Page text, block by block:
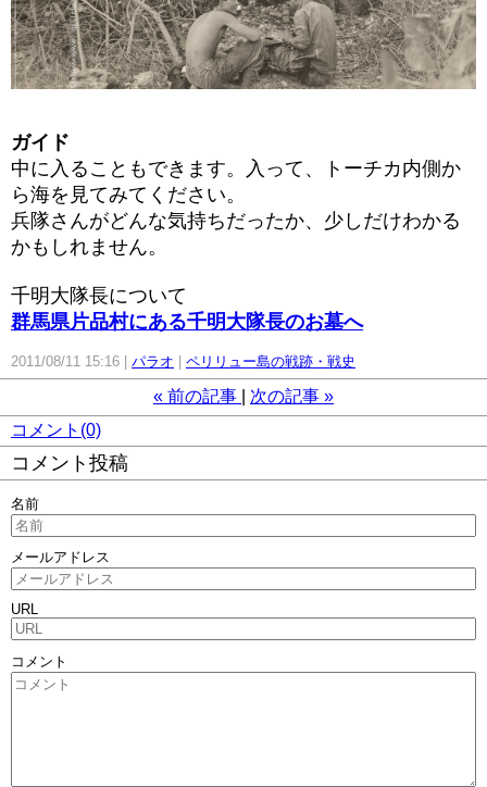
ガイド
中に入ることもできます。入って、トーチカ内側か
ら海を見てみてください。
兵隊さんがどんな気持ちだったか、少しだけわかる
かもしれません。
千明大隊長について
群馬県片品村にある千明大隊長のお墓へ
2011/08/11 15:16 パラオ ペリリュー島の戦跡・戦史
« 前の記事 次の記事 »
コメント(0)
コメント投稿
名前
メールアドレス
URL
コメント